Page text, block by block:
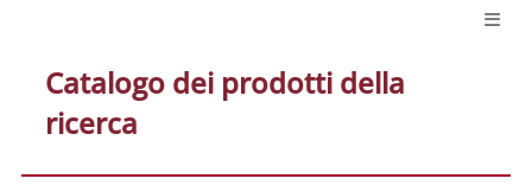
Catalogo dei prodotti della
ricerca